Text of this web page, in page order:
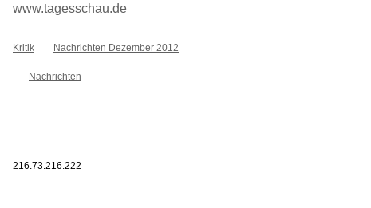
www.tagesschau.de
Kritik Nachrichten Dezember 2012
Nachrichten
216.73.216.222